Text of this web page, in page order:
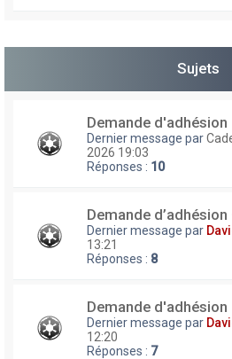
Sujets
Demande d'adhésion
Dernier message par
2026 19:03
Réponses : 10
Demande
Dernier message par
13:21
Réponses : 8
Demande d'adhésion
Dernier message par
12:20
Réponses : 7